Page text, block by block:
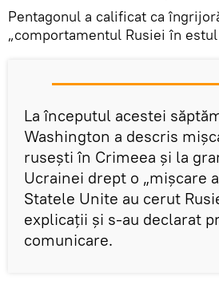
Pentagonul a calificat ca
„comportamentul Rusiei în
La începutul acestei
Washington a descris
rusești în Crimeea și la
Ucrainei drept o „mişcare
Statele Unite au cerut
explicaţii și s-au declarat
comunicare.